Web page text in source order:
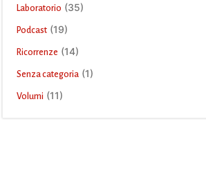
Laboratorio (35)
Podcast (19)
Ricorrenze (14)
Senza categoria (1)
Volumi (11)